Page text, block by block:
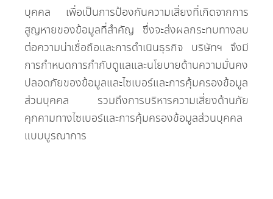
บุคคล เพื่อเป็นการป้องกันความเสี่ยงที่เกิดจากการ
สูญหายของข้อมูลที่สำคัญ ซึ่งจะส่งผลกระทบทางลบ
ต่อความน่าเชื่อถือและการดำเนินธุรกิจ บริษัทฯ จึงมี
การกำหนดการกำกับดูแลและนโยบายด้านความมั่นคง
ปลอดภัยของข้อมูลและไซเบอร์และการคุ้มครองข้อมูล
ส่วนบุคคล รวมถึงการบริหารความเสี่ยงด้านภัย
คุกคามทางไซเบอร์และการคุ้มครองข้อมูลส่วนบุคคล
แบบบูรณาการ